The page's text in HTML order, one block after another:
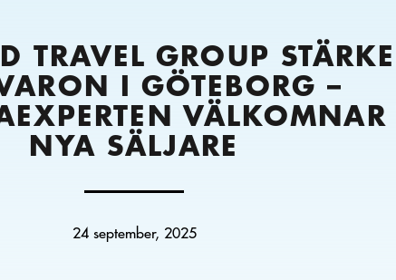
TRAVEL GROUP
I GÖTEBORG –
VÄLKOMNAR
NYA SÄLJARE
24 september, 2025